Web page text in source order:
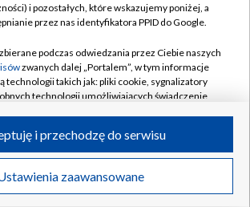
Cyfrowa
Pomoc
Kontakt
Kanały
Polska S.A. w likwidacji
i pozostałych, które wskazujemy poniżej, a
przez nas identyfikatora PPID do Google.
podczas odwiedzania przez Ciebie naszych
zwanych dalej „Portalem”, w tym informacje
technologii takich jak: pliki cookie, sygnalizatory
technologii umożliwiających świadczenie
podczas odwiedzania przez Ciebie
na Portalu, takie jak adresy IP, identyfikatory
zaawansowane
i przechodzę do serwisu